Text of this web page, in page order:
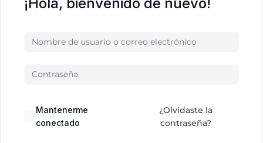
Mantenerme
conectado
¿Olvidaste la
contraseña?